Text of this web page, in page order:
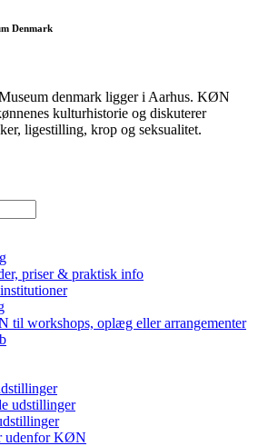
Denmark
denmark ligger i Aarhus. KØN
kulturhistorie og diskuterer
ligestilling, krop og seksualitet.
priser & praktisk info
til workshops, oplæg eller arrangementer
udstillinger
udenfor KØN